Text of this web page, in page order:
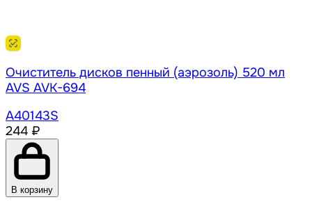
Очиститель дисков пенный (аэрозоль) 520 мл
AVS AVK-694
A40143S
244 ₽
В корзину